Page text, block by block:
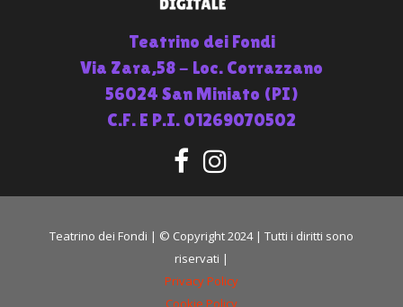
Teatrino dei Fondi
Via Zara,58 - Loc. Corrazzano
56024 San Miniato (PI)
C.F. E P.I. 01269070502
Teatrino dei Fondi | © Copyright 2024 | Tutti i diritti sono
riservati |
Privacy Policy
Cookie Policy